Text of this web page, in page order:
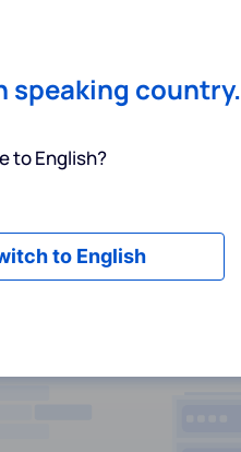
speaking country.
to English?
to English